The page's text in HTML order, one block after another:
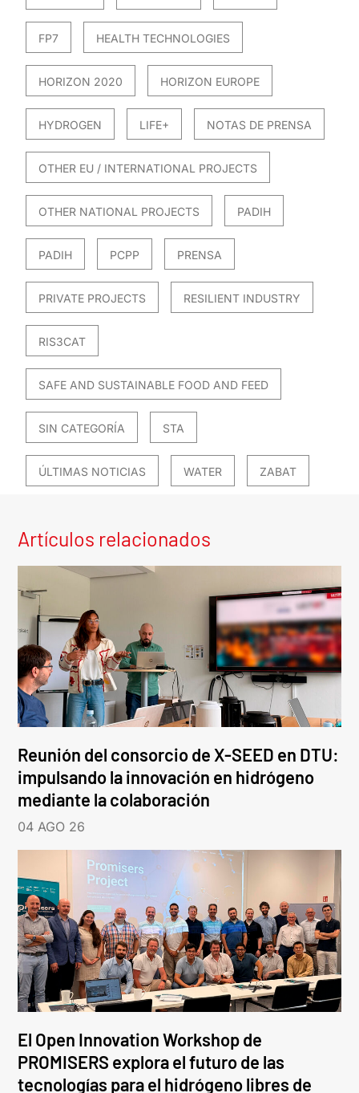
FP7 HEALTH TECHNOLOGIES
HORIZON 2020 HORIZON EUROPE
HYDROGEN LIFE+ NOTAS DE PRENSA
OTHER EU / INTERNATIONAL PROJECTS
OTHER NATIONAL PROJECTS PADIH
PADIH PCPP PRENSA
PRIVATE PROJECTS RESILIENT INDUSTRY
RIS3CAT
SAFE AND SUSTAINABLE FOOD AND FEED
SIN CATEGORÍA STA
ÚLTIMAS NOTICIAS WATER ZABAT
Artículos relacionados
Reunión del consorcio de X-SEED en DTU:
impulsando la innovación en hidrógeno
mediante la colaboración
04 AGO 26
El Open Innovation Workshop de
PROMISERS explora el futuro de las
tecnologías para el hidrógeno libres de